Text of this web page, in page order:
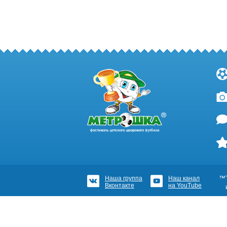
Наша группа
Вконтакте
Наш канал
на YouTube